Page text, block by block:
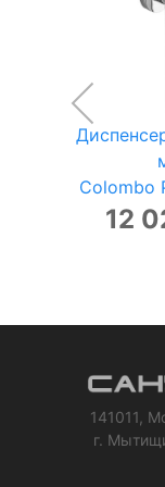
Colombo
12
141011,
г.